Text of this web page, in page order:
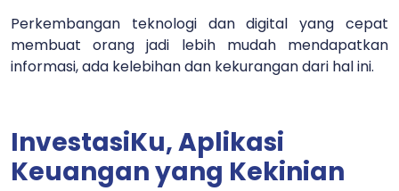
Perkembangan teknologi dan digital yang cepat
membuat orang jadi lebih mudah mendapatkan
informasi, ada kelebihan dan kekurangan dari hal ini.
InvestasiKu, Aplikasi
Keuangan yang Kekinian